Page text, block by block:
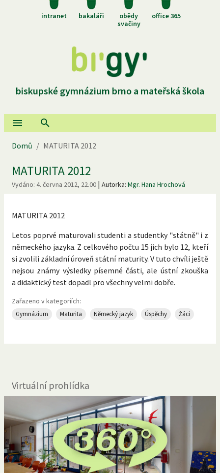
intranet bakaláři
obědy
svačiny
office 365
biskupské gymnázium brno a mateřská škola
Domů / MATURITA 2012
MATURITA 2012
Vydáno: 4. června 2012, 22.00 | Autorka: Mgr. Hana Hrochová
MATURITA 2012
Letos poprvé maturovali studenti a studentky "státně" i z
německého jazyka. Z celkového počtu 15 jich bylo 12, kteří
si zvolili základní úroveň státní maturity. V tuto chvíli ještě
nejsou známy výsledky písemné části, ale ústní zkouška
a didaktický test dopadl pro všechny velmi dobře.
Zařazeno v kategoriích:
Gymnázium Maturita Německý jazyk Úspěchy Žáci
Virtuální prohlídka